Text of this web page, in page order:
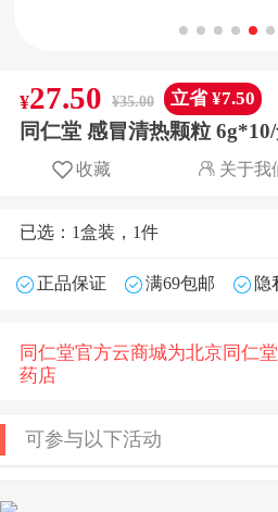
¥27.50 ¥35.00 立省 ¥7.50
同仁堂 感冒清热颗粒
收藏 关于我
已选：1盒装，1件
正品保证 满69包邮 隐
同仁堂官方云商城为北京同仁
药店
可参与以下活动